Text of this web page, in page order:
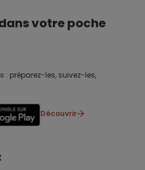
votre poche
: préparez-les, suivez-les,
Découvrir